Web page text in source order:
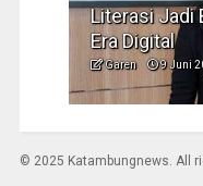
Literasi Jadi
Era Digital
Garen 9 Juni
© 2025 Katambungnews. All